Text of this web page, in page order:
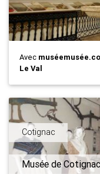
Avec
Le Val
Cotignac
Musée de